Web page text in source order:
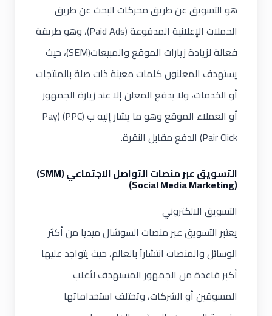
هو التسويق عن طريق محركات البحث عن طريق
الحملات الإعلانية المدفوعة (Paid Ads)، وهو طريقة
فعالة لزيادة زيارات الموقع والمبيعات(SEM)
، حيث
يستهدف المعلنون كلمات معينة ذات صلة بالمنتجات
أو الخدمات، ولا يدفع المعلن إلا عند زيارة الجمهور
أو العملاء الموقع وهو ما يشار إليه ب (PPC) (Pay
Pair Click) الدفع مقابل النقرة.
التسويق عبر منصات التواصل الاجتماعي (SMM)
(Social Media Marketing)
التسويق الالكتروني
يعتبرالتسويق عبر منصات السوشال ميديا من أكثر
الوسائل والمنصات انتشاراً بالعالم، حيث يتواجد عليها
أكبر قاعدة من الجمهور المستهدف لأغلب
المسوقين أو الشركات، وتختلف استخداماتها